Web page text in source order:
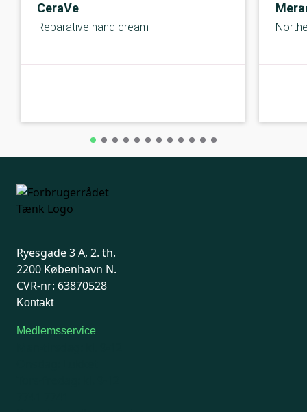
CeraVe
Reparative hand cream
Ryesgade 3 A, 2. th.
2200 København N.
CVR-nr: 63870528
Kontakt
Medlemsservice